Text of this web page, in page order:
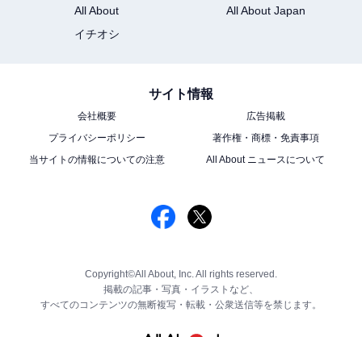
All About
All About Japan
イチオシ
サイト情報
会社概要
広告掲載
プライバシーポリシー
著作権・商標・免責事項
当サイトの情報についての注意
All About ニュースについて
Copyright©All About, Inc. All rights reserved.
掲載の記事・写真・イラストなど、
すべてのコンテンツの無断複写・転載・公衆送信等を禁じます。